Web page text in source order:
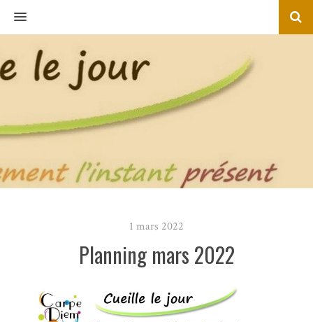
MENU
1 mars 2022
Planning mars 2022